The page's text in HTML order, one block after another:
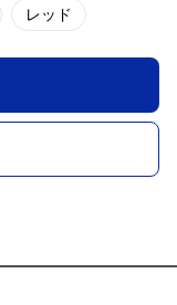
レッド